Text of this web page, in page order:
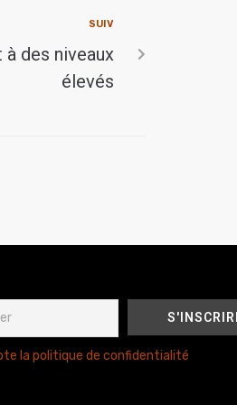
SUIV
des niveaux
élevés
la politique de confidentialité